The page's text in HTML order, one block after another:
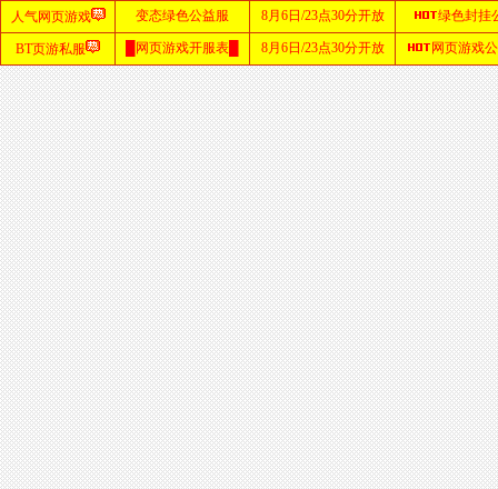
首
页
zhaosf
网站
sf123
发布
网
haosf
网站